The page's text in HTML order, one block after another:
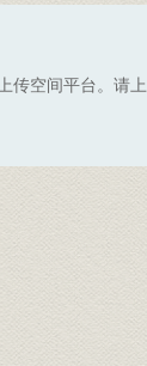
传空间平台。请上